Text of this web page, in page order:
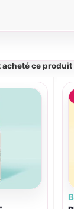
ce